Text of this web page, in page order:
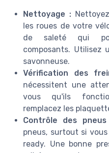
Nettoyage :
les roues de votre
de saleté qui
composants. Utilisez
savonneuse.
Vérification des
nécessitent une
vous qu'ils
remplacez les
Contrôle des
pneus, surtout si
ready. Une bonne